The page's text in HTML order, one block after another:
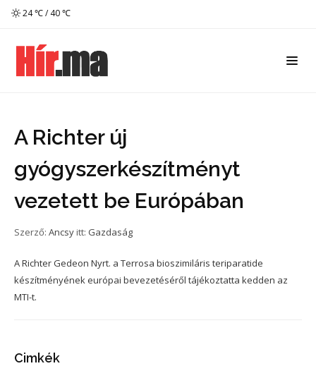
24 ℃ / 40 ℃
A Richter új
gyógyszerkészítményt
vezetett be Európában
Szerző: Ancsy itt: Gazdaság
A Richter Gedeon Nyrt. a Terrosa bioszimiláris teriparatide
készítményének európai bevezetéséről tájékoztatta kedden az
MTI-t.
Cimkék